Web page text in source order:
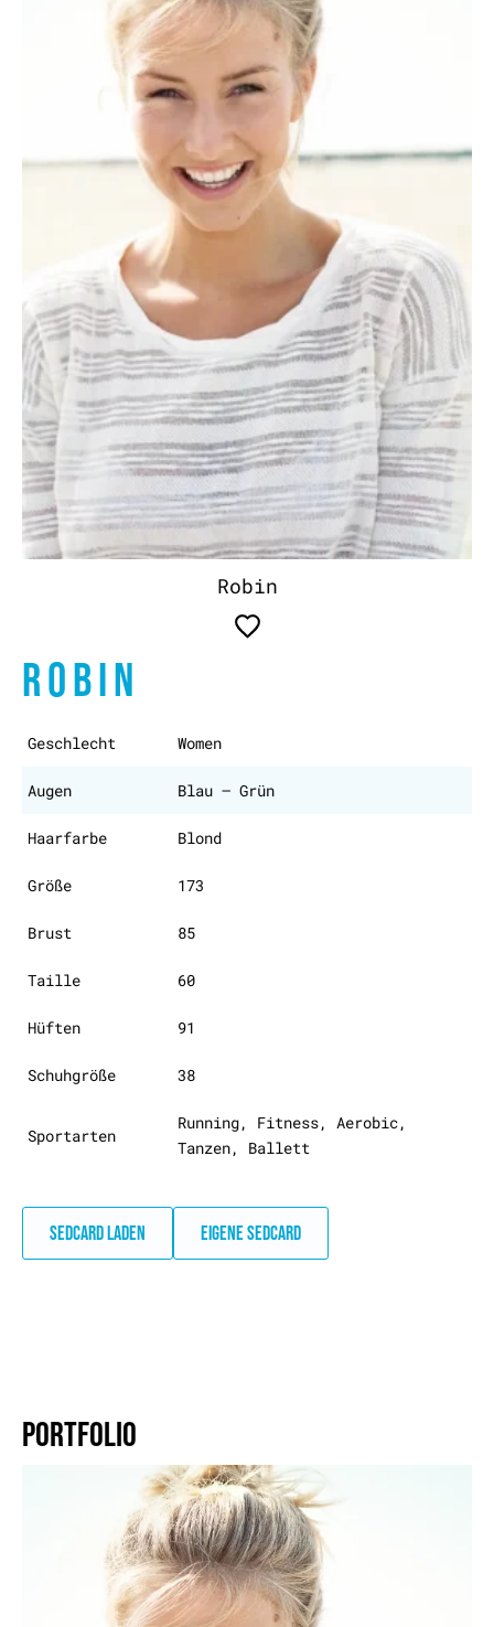
Robin
ROBIN
Geschlecht Women
Augen Blau – Grün
Haarfarbe Blond
Größe 173
Brust 85
Taille 60
Hüften 91
Schuhgröße 38
Sportarten
Running, Fitness, Aerobic,
Tanzen, Ballett
SEDCARD LADEN EIGENE SEDCARD
PORTFOLIO